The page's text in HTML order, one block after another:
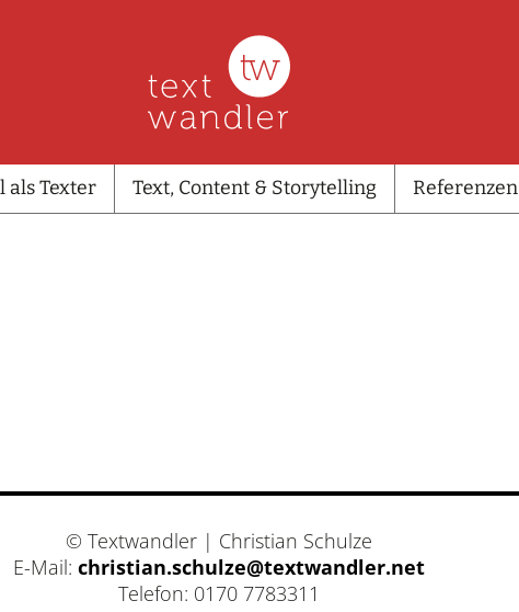
als Texter Text, Content & Storytelling Referenzen
© Textwandler | Christian Schulze
E-Mail: christian.schulze@textwandler.net
Telefon: 0170 7783311
Text, Content & Storytelling